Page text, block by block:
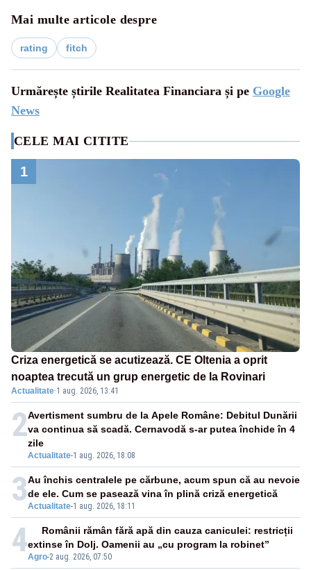
Mai multe articole despre
rating fitch
Urmărește știrile Realitatea Financiara și pe Google
News
CELE MAI CITITE
1
Criza energetică se acutizează. CE Oltenia a oprit
noaptea trecută un grup energetic de la Rovinari
Actualitate·1 aug. 2026, 13:41
2
Actualitate-1 aug. 2026, 18:08
Avertisment sumbru de la Apele Române: Debitul Dunării
va continua să scadă. Cernavodă s-ar putea închide în 4
zile
3Actualitate-1 aug. 2026, 18:11
Au închis centralele pe cărbune, acum spun că au nevoie
de ele. Cum se pasează vina în plină criză energetică
4Agro-2 aug. 2026, 07:50
Românii rămân fără apă din cauza caniculei: restricții
extinse în Dolj. Oamenii au „cu program la robinet”